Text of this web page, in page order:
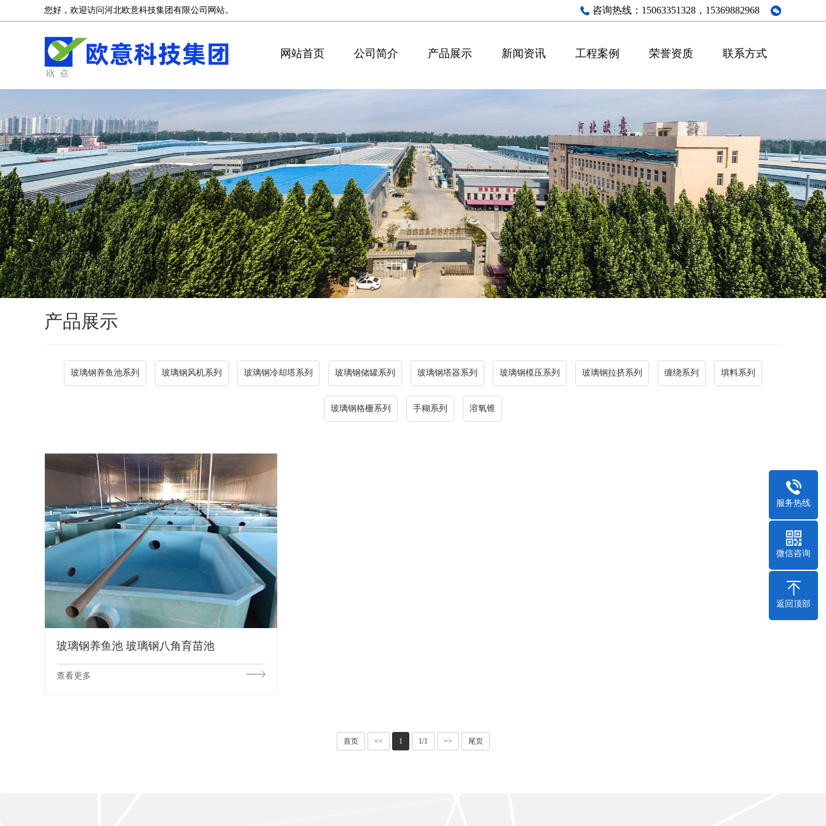
您好，欢迎访问河北欧意科技集团有限公司网站。 咨询热线： 15063351328，15369882968
网站首页 公司简介 产品展示 新闻资讯 工程案例 荣誉资质 联系方式
产品展示
玻璃钢养鱼池系列 玻璃钢风机系列 玻璃钢冷却塔系列 玻璃钢储罐系列 玻璃钢塔器系列 玻璃钢模压系列 玻璃钢拉挤系列 缠绕系列 填料系列
玻璃钢格栅系列 手糊系列 溶氧锥
玻璃钢养鱼池 玻璃钢八角育苗池
查看更多
首页 << 1 1/1 >> 尾页
服务热线
微信咨询
返回顶部